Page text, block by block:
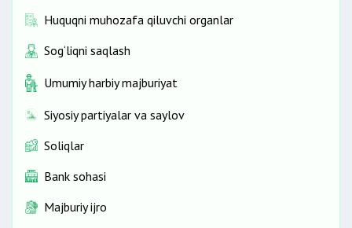
Huquqni muhozafa qiluvchi organlar
Sog‘liqni saqlash
Umumiy harbiy majburiyat
Siyosiy partiyalar va saylov
Soliqlar
Bank sohasi
Majburiy ijro